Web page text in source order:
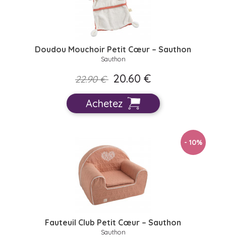
Doudou Mouchoir Petit Cœur – Sauthon
Sauthon
22.90 € 20.60 €
Achetez
- 10%
Fauteuil Club Petit Cœur – Sauthon
Sauthon